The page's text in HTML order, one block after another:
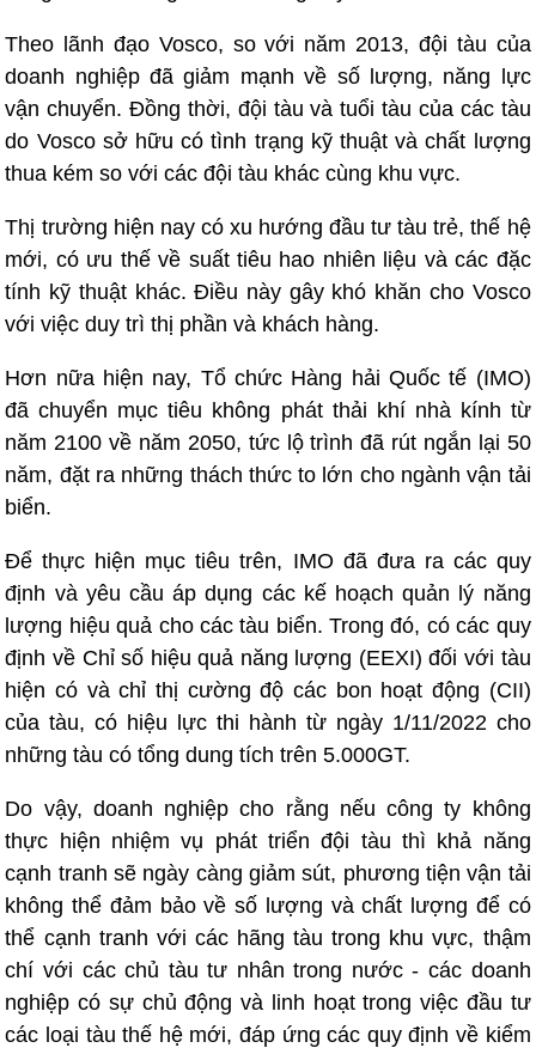
Theo lãnh đạo Vosco, so với năm 2013, đội tàu của
doanh nghiệp đã giảm mạnh về số lượng, năng lực
vận chuyển. Đồng thời, đội tàu và tuổi tàu của các tàu
do Vosco sở hữu có tình trạng kỹ thuật và chất lượng
thua kém so với các đội tàu khác cùng khu vực.
Thị trường hiện nay có xu hướng đầu tư tàu trẻ, thế hệ
mới, có ưu thế về suất tiêu hao nhiên liệu và các đặc
tính kỹ thuật khác. Điều này gây khó khăn cho Vosco
với việc duy trì thị phần và khách hàng.
Hơn nữa hiện nay, Tổ chức Hàng hải Quốc tế (IMO)
đã chuyển mục tiêu không phát thải khí nhà kính từ
năm 2100 về năm 2050, tức lộ trình đã rút ngắn lại 50
năm, đặt ra những thách thức to lớn cho ngành vận tải
biển.
Để thực hiện mục tiêu trên, IMO đã đưa ra các quy
định và yêu cầu áp dụng các kế hoạch quản lý năng
lượng hiệu quả cho các tàu biển. Trong đó, có các quy
định về Chỉ số hiệu quả năng lượng (EEXI) đối với tàu
hiện có và chỉ thị cường độ các bon hoạt động (CII)
của tàu, có hiệu lực thi hành từ ngày 1/11/2022 cho
những tàu có tổng dung tích trên 5.000GT.
Do vậy, doanh nghiệp cho rằng nếu công ty không
thực hiện nhiệm vụ phát triển đội tàu thì khả năng
cạnh tranh sẽ ngày càng giảm sút, phương tiện vận tải
không thể đảm bảo về số lượng và chất lượng để có
thể cạnh tranh với các hãng tàu trong khu vực, thậm
chí với các chủ tàu tư nhân trong nước - các doanh
nghiệp có sự chủ động và linh hoạt trong việc đầu tư
các loại tàu thế hệ mới, đáp ứng các quy định về kiểm